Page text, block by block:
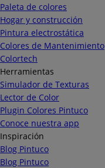
Paleta de colores
Hogar y construcción
Pintura electrostática
Colores de Mantenimiento
Colortech
Herramientas
Simulador de Texturas
Lector de Color
Plugin Colores Pintuco
Conoce nuestra app
Inspiración
Blog Pintuco
Blog Pintuco